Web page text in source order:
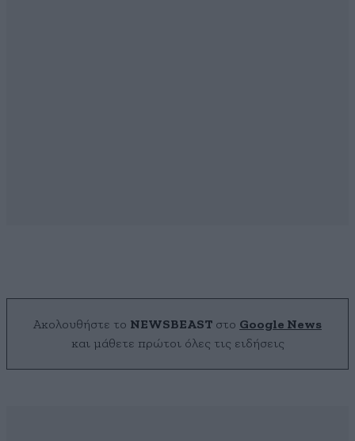
Ακολουθήστε το NEWSBEAST στο Google News
και μάθετε πρώτοι όλες τις ειδήσεις